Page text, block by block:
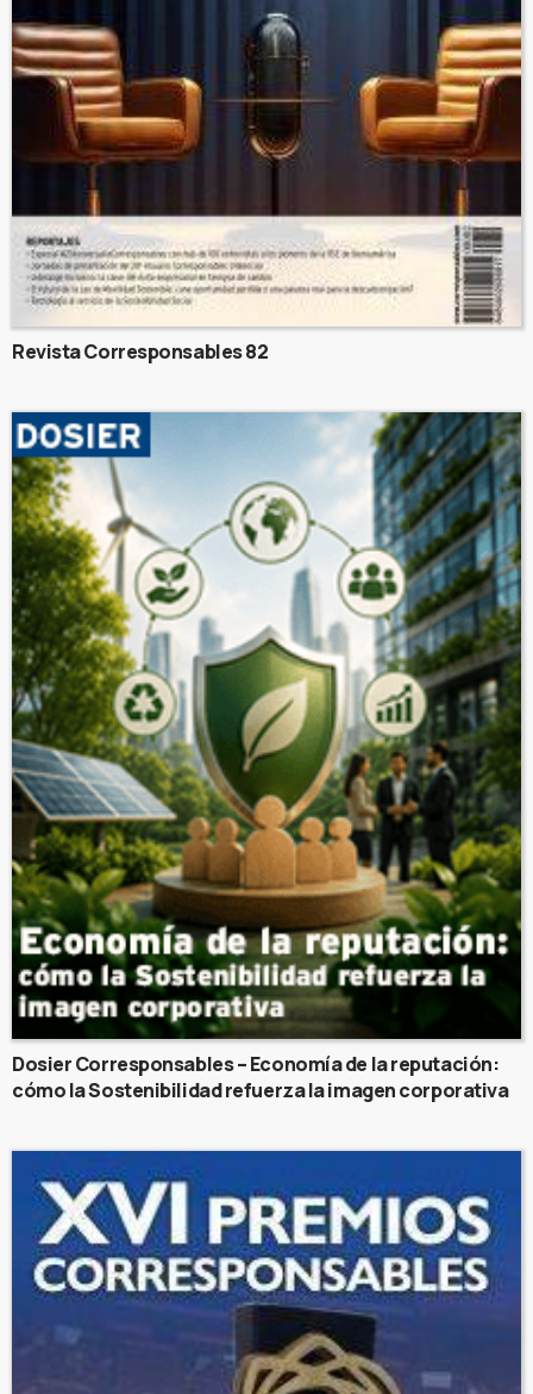
Revista Corresponsables 82
Dosier Corresponsables – Economía de la reputación:
cómo la Sostenibilidad refuerza la imagen corporativa